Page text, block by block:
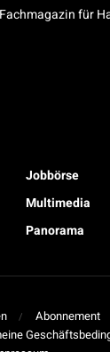
für
Jobbörse
Multimedia
Panorama
Abonnement